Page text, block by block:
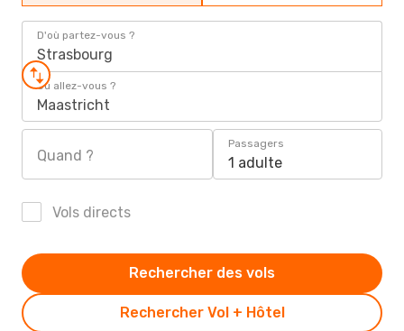
D'où partez-vous ?
Strasbourg
Où allez-vous ?
Maastricht
Quand ?
Passagers
1 adulte
Vols directs
Rechercher Vol + Hôtel
Rechercher des vols